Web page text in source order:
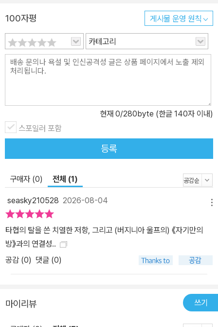
머니와 이웃에 사는 부잣집 할아버지인 로렌스의 도움, 로렌스 할아
버지의 손자 로리와의 우정이 더해지며 네 자매의 개성은 다양한 리
듬과 빛깔로 1년간의 이야기를 풍성하게 채워 나간다. 2부에서는 그
들의 본격적인 성인기가 펼쳐진다. 1부 이야기가 막을 내리고 3년의
세월이 지난 후 메그는 가장 먼저 결혼하게 된다. 에이미가 고모를 따
운데 몸이 아픈 베스만 집에 남겨진다. 쉽지만은 않은 결혼생활, 자신
의 재능에 대한 기대와 의심, 우정과 사랑에 대한 갈등 속에서 자매들
은 각자 부딪히며 성장해 나가는 자신들의 성장담을 편지로 주고받는
렴. 언제나 너희 곁엔 가장 진실한 벗인 엄마와 아빠가 있다는 걸. 그
랑이자 위안이라고 믿고 있단다. 또 그렇게 되기를 희망하고. -본문에
서 19세기 미국 사회에서 여성은 여러 방면에서 많은 제약을 받았다.
여성 권리에 대한 목소리가 나오기 시작한 때였지만, 작품 속 ‘마치 부
인’처럼 이상적인 여성상이란 신앙심과 순결, 순종 아래에 가정에서
가족을 올바르게 이끌어 가는 모습이었다. 결혼은 여자라면 당연히
는 것은 꿈꾸기 어려운 일이었다. 마치 집안의 자매들을 통해서도 결
집으로 시집을 가야 한다고 생각하는 모습을 엿볼 수 있다. 그 생각에
유일하게 반발하는 사람은, 작가의 분신과도 같은 인물인 둘째 딸
100자평 게시물 운영 원칙
카테고리
현재 0/280byte (한글 140자 이내)
스포일러 포함
등록
구매자 (0) 전체 (1)
seasky210528 2026-08-04
타협의 탈을 쓴 치열한 저항, 그리고 (버지니아 울프의) 《자기만의
방》과의 연결성..
공감 (0) 댓글 (0)
마이리뷰 쓰기